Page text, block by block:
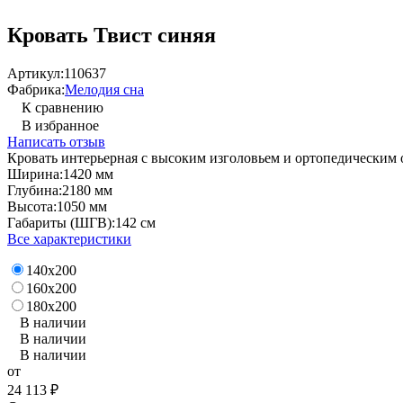
Кровать Твист синяя
Артикул:110637
Фабрика:Мелодия сна
К сравнению
В избранное
Написать отзыв
Кровать интерьерная с высоким изголовьем и ортопедическим
Ширина:1420 мм
Глубина:2180 мм
Высота:1050 мм
Габариты (ШГВ):142 см
Все характеристики
140х200
160х200
180х200
В наличии
В наличии
В наличии
от
24 113 ₽